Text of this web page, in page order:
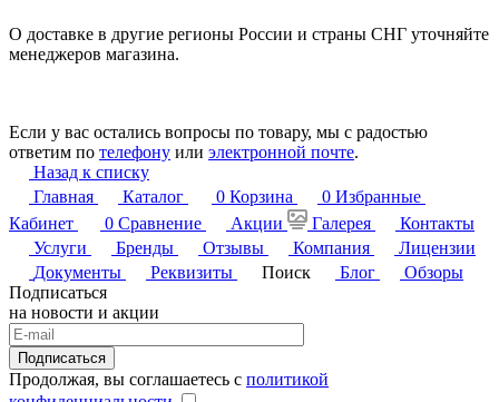
О доставке в другие регионы России и страны СНГ уточняйте
менеджеров магазина.
Если у вас остались вопросы по товару, мы с радостью
ответим по телефону или электронной почте.
Назад к списку
Главная
Каталог 0 Корзина 0 Избранные
Кабинет
0 Сравнение Акции Галерея
Контакты
Услуги
Бренды Отзывы Компания
Лицензии
Документы
Реквизиты Поиск Блог
Обзоры
Подписаться
на новости и акции
Подписаться
Продолжая, вы соглашаетесь с политикой